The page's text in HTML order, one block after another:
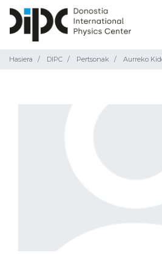
Hasiera DIPC Pertsonak Aurreko